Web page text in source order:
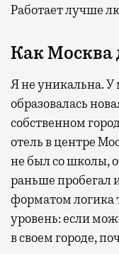
Работает лучше
Как Москва
Я не уникальна. У
образовалась
собственном
отель в центре
не был со школы,
раньше
форматом логика
уровень: если
в своем городе,